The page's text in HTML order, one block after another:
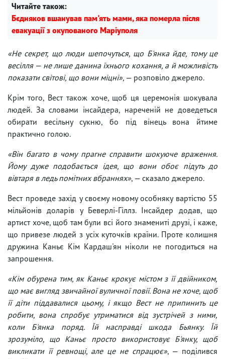
Читайте також:
Бєдняков вшанував пам'ять мами, яка померла після
евакуації з окупованого Маріуполя
«Не секрет, що люди шепочуться, що Б'янка йде, тому це
весілля — не лише данина їхнього кохання, а й можливість
показати світові, що вони міцні», — розповіло джерело.
Крім того, Вест також хоче, щоб ця церемонія шокувала
людей. За словами інсайдера, нареченій не доведеться
обирати весільну сукню, бо під вінець вона йтиме
практично голою.
«Він багато в чому прагне справити шокуюче враження.
Йому дуже подобається ідея, що вони обоє підуть до
вівтаря в ледь помітних вбраннях», — сказало джерело.
Вест проведе захід у своєму новому особняку вартістю 55
мільйонів доларів у Беверлі-Гіллз. Інсайдер додав, що
артист хоче, щоб там були всі його знамениті друзі, і каже,
що привезе людей з усіх куточків країни. Проте колишня
дружина Каньє Кім Кардаш'ян ніколи не погодиться на
запрошення.
«Кім обурена тим, як Каньє крокує містом з її двійником,
що має вигляд звичайної вуличної повії. Вона не хоче, щоб
її діти піддавалися цьому, і якщо Вест не припинить це
робити, вона спробує утриматися від зустрічей з ними,
коли Б'янка поряд. Їй насправді шкода Бьянку. Їй
зрозуміло, що Каньє просто використовує Б'янку, щоб
викликати її ревнощі, але це не спрацює», — поділився